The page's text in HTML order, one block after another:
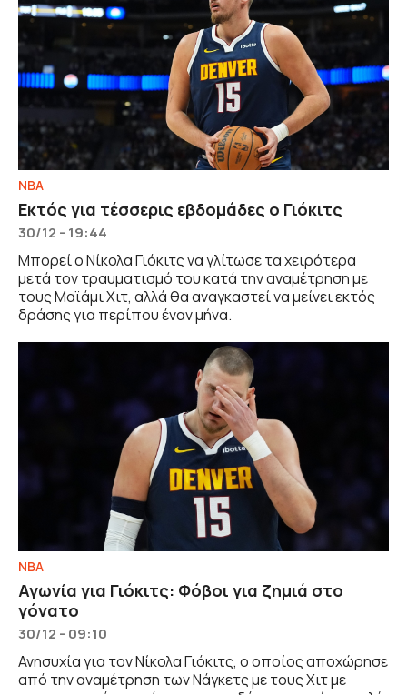
NBA
Εκτός για τέσσερις εβδομάδες ο Γιόκιτς
30/12 - 19:44
Μπορεί ο Νίκολα Γιόκιτς να γλίτωσε τα χειρότερα
μετά τον τραυματισμό του κατά την αναμέτρηση με
τους Μαϊάμι Χιτ, αλλά θα αναγκαστεί να μείνει εκτός
δράσης για περίπου έναν μήνα.
NBA
Αγωνία για Γιόκιτς: Φόβοι για ζημιά στο
γόνατο
30/12 - 09:10
Ανησυχία για τον Νίκολα Γιόκιτς, ο οποίος αποχώρησε
από την αναμέτρηση των Νάγκετς με τους Χιτ με